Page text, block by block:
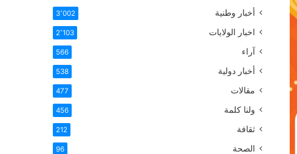
أخبار وطنية 3٬002
اخبار الولايات 2٬103
آراء 566
أخبار دولية 538
مقالات 477
ولنا كلمة 456
ثقافة 212
الصحة 96